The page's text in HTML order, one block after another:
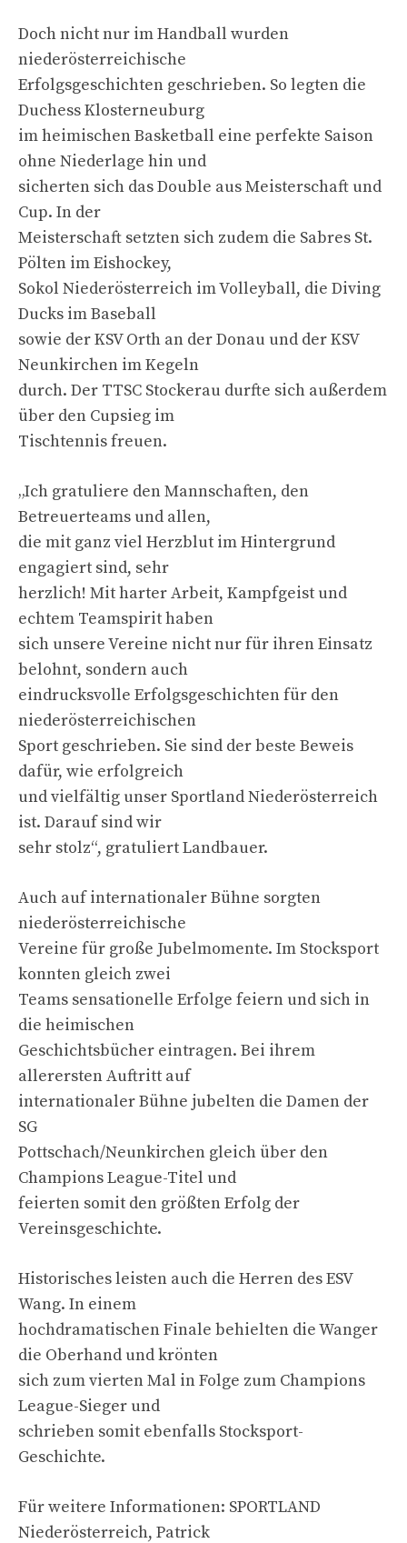
Doch nicht nur im Handball wurden
niederösterreichische
Erfolgsgeschichten geschrieben. So legten die
Duchess Klosterneuburg
im heimischen Basketball eine perfekte Saison
ohne Niederlage hin und
sicherten sich das Double aus Meisterschaft und
Cup. In der
Meisterschaft setzten sich zudem die Sabres St.
Pölten im Eishockey,
Sokol Niederösterreich im Volleyball, die Diving
Ducks im Baseball
sowie der KSV Orth an der Donau und der KSV
Neunkirchen im Kegeln
durch. Der TTSC Stockerau durfte sich außerdem
über den Cupsieg im
Tischtennis freuen.
„Ich gratuliere den Mannschaften, den
Betreuerteams und allen,
die mit ganz viel Herzblut im Hintergrund
engagiert sind, sehr
herzlich! Mit harter Arbeit, Kampfgeist und
echtem Teamspirit haben
sich unsere Vereine nicht nur für ihren Einsatz
belohnt, sondern auch
eindrucksvolle Erfolgsgeschichten für den
niederösterreichischen
Sport geschrieben. Sie sind der beste Beweis
dafür, wie erfolgreich
und vielfältig unser Sportland Niederösterreich
ist. Darauf sind wir
sehr stolz“, gratuliert Landbauer.
Auch auf internationaler Bühne sorgten
niederösterreichische
Vereine für große Jubelmomente. Im Stocksport
konnten gleich zwei
Teams sensationelle Erfolge feiern und sich in
die heimischen
Geschichtsbücher eintragen. Bei ihrem
allerersten Auftritt auf
internationaler Bühne jubelten die Damen der
SG
Pottschach/Neunkirchen gleich über den
Champions League-Titel und
feierten somit den größten Erfolg der
Vereinsgeschichte.
Historisches leisten auch die Herren des ESV
Wang. In einem
hochdramatischen Finale behielten die Wanger
die Oberhand und krönten
sich zum vierten Mal in Folge zum Champions
League-Sieger und
schrieben somit ebenfalls Stocksport-
Geschichte.
Für weitere Informationen: SPORTLAND
Niederösterreich, Patrick